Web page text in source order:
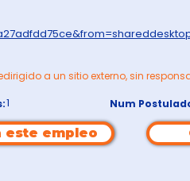
a un sitio externo, sin
1 Num
este empleo